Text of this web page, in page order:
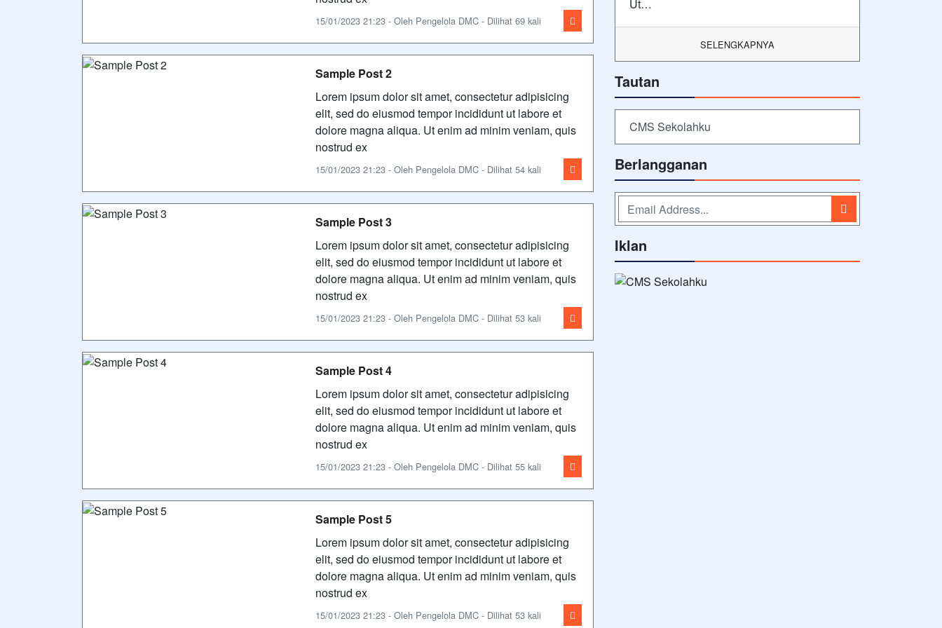
15/01/2023 21:23 - Oleh Pengelola DMC - Dilihat 69 kali
Sample Post 2
Lorem ipsum dolor sit amet, consectetur adipisicing
elit, sed do eiusmod tempor incididunt ut labore et
dolore magna aliqua. Ut enim ad minim veniam, quis
nostrud ex
15/01/2023 21:23 - Oleh Pengelola DMC - Dilihat 54 kali
Sample Post 3
Lorem ipsum dolor sit amet, consectetur adipisicing
elit, sed do eiusmod tempor incididunt ut labore et
dolore magna aliqua. Ut enim ad minim veniam, quis
nostrud ex
15/01/2023 21:23 - Oleh Pengelola DMC - Dilihat 53 kali
Sample Post 4
Lorem ipsum dolor sit amet, consectetur adipisicing
elit, sed do eiusmod tempor incididunt ut labore et
dolore magna aliqua. Ut enim ad minim veniam, quis
nostrud ex
15/01/2023 21:23 - Oleh Pengelola DMC - Dilihat 55 kali
Sample Post 5
Lorem ipsum dolor sit amet, consectetur adipisicing
elit, sed do eiusmod tempor incididunt ut labore et
dolore magna aliqua. Ut enim ad minim veniam, quis
nostrud ex
15/01/2023 21:23 - Oleh Pengelola DMC - Dilihat 53 kali
Ut…
SELENGKAPNYA
Tautan
CMS Sekolahku
Berlangganan
Iklan